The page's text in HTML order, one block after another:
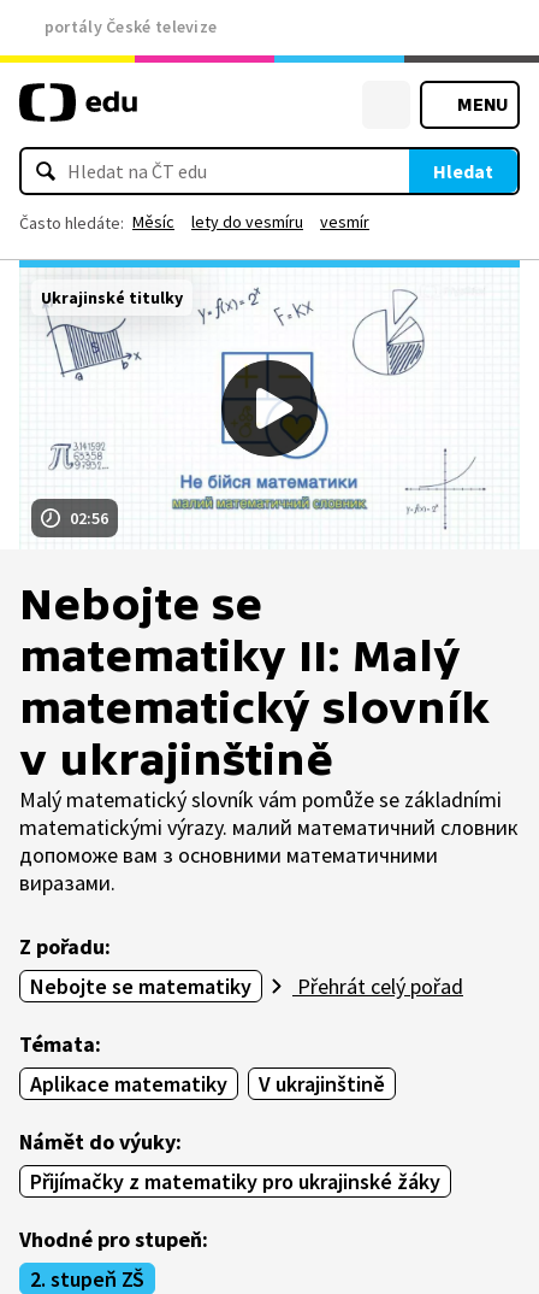
portály České televize
MENU
Hledat
Často hledáte: Měsíc lety do vesmíru vesmír
02:56
Ukrajinské titulky
Nebojte se
matematiky II: Malý
matematický slovník
v ukrajinštině
Malý matematický slovník vám pomůže se základními
matematickými výrazy. малий математичний словник
допоможе вам з основними математичними
виразами.
Z pořadu:
Nebojte se matematiky
Přehrát celý pořad
Témata:
Aplikace matematiky
V ukrajinštině
Námět do výuky:
Přijímačky z matematiky pro ukrajinské žáky
Vhodné pro stupeň:
2. stupeň ZŠ